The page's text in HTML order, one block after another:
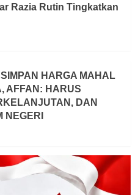
Razia Rutin Tingkatkan
HARGA MAHAL
AFFAN: HARUS
DAN
NEGERI